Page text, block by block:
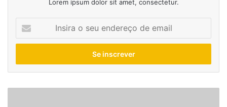
Lorem ipsum dolor sit amet, consectetur.
seu
de